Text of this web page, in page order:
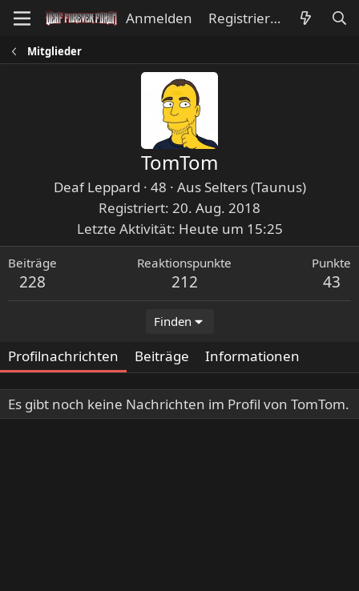
Anmelden Registrieren
Mitglieder
TomTom
Deaf Leppard · 48 · Aus Selters (Taunus)
Registriert 20. Aug. 2018
Letzte Aktivität Heute um 15:25
Beiträge
228
Reaktionspunkte
212
Punkte
43
Finden
Profilnachrichten Beiträge Informationen
Es gibt noch keine Nachrichten im Profil von TomTom.